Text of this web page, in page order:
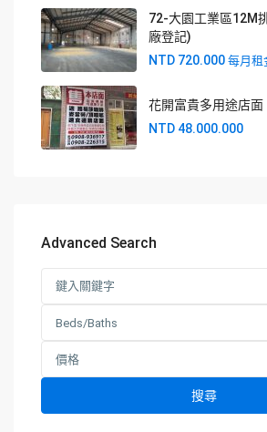
72-大園工業區12M
廠登記)
NTD 720.000 每月租
花開富貴多用途店面
NTD 48.000.000
Advanced Search
Beds/Baths
價格
搜尋